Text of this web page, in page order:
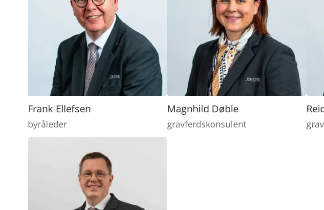
Frank Ellefsen
byråleder
Magnhild Døble
gravferdskonsulent